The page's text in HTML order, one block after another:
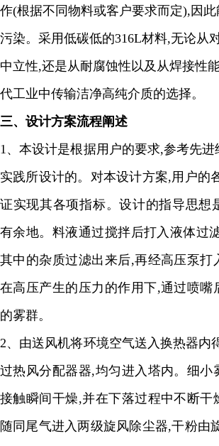
作(根据不同物料或客户要求而定), 因
污染。采用低碳低的316L材料,无论从
中立性,还是从耐腐蚀性以及从焊接性
代工业中传输洁净高纯介质的选择。
三、 设计方案流程阐述
1、本设计是根据用户的要求,参考先进
实践所设计的。对本设计方案,用户的
证实现其各项指标。设计的指导思想
有余地。料液通过搅拌后打入液体过
其中的杂质过滤出来后,再经高压泵打
在高压产生的压力的作用下,通过喷嘴
的雾群。
2、由送风机将环境空气送入换热器内
过热风分配器器,均匀进入塔内。细小
接触瞬间干燥,并在下落过程中不断干
随同尾气进入两级旋风除尘器,干粉由